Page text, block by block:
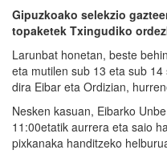
Gipuzkoako selekzio
topaketek Txingudiko
Larunbat honetan, beste
eta mutilen sub 13 eta sub
dira Eibar eta Ordizian,
Nesken kasuan, Eibarko
11:00etatik aurrera eta saio
pixkanaka handitzeko